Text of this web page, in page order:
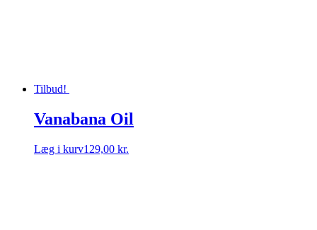
Tilbud!
Vanabana Oil
Læg i kurv129,00 kr.